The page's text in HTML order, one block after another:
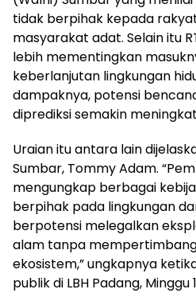
tidak berpihak kepada
masyarakat adat. Selain itu
lebih mementingkan
keberlanjutan lingkungan
dampaknya, potensi
diprediksi semakin
Uraian itu antara lain
Sumbar, Tommy Adam.
mengungkap berbagai
berpihak pada lingkungan
berpotensi melegalkan
alam tanpa
ekosistem,” ungkapnya
publik di LBH Padang, Minggu